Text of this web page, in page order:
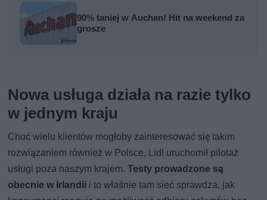
90% taniej w Auchan! Hit na weekend za
grosze
Nowa usługa działa na razie tylko
w jednym kraju
Choć wielu klientów mogłoby zainteresować się takim
rozwiązaniem również w Polsce, Lidl uruchomił pilotaż
usługi poza naszym krajem.Testy prowadzone są
obecnie w Irlandii i to właśnie tam sieć sprawdza, jak